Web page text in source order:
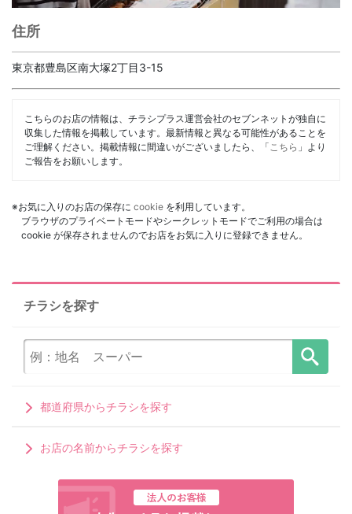
住所
東京都豊島区南大塚2丁目3-15
こちらのお店の情報は、チラシプラス運営会社のセブンネットが独自に
収集した情報を掲載しています。最新情報と異なる可能性があることを
ご理解ください。掲載情報に間違いがございましたら、「 こちら 」より
ご報告をお願いします。
※お気に入りのお店の保存に cookie を利用しています。
ブラウザのプライベートモードやシークレットモードでご利用の場合は
cookie が保存されませんのでお店をお気に入りに登録できません。
チラシを探す
都道府県からチラシを探す
お店の名前からチラシを探す